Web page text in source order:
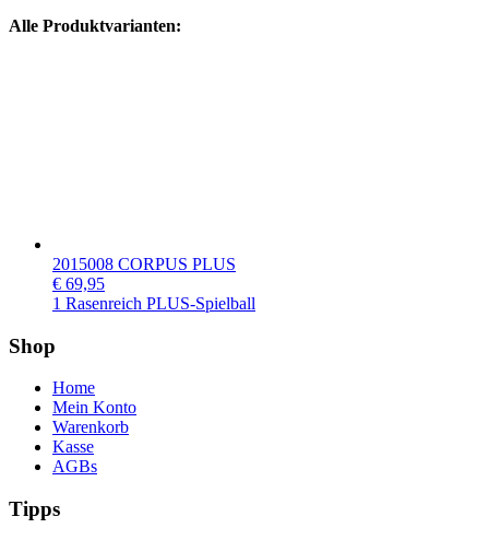
Alle Produktvarianten:
2015008 CORPUS PLUS
€ 69,95
1 Rasenreich PLUS-Spielball
Shop
Home
Mein Konto
Warenkorb
Kasse
AGBs
Tipps